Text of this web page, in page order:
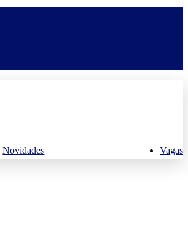
Novidades Vagas